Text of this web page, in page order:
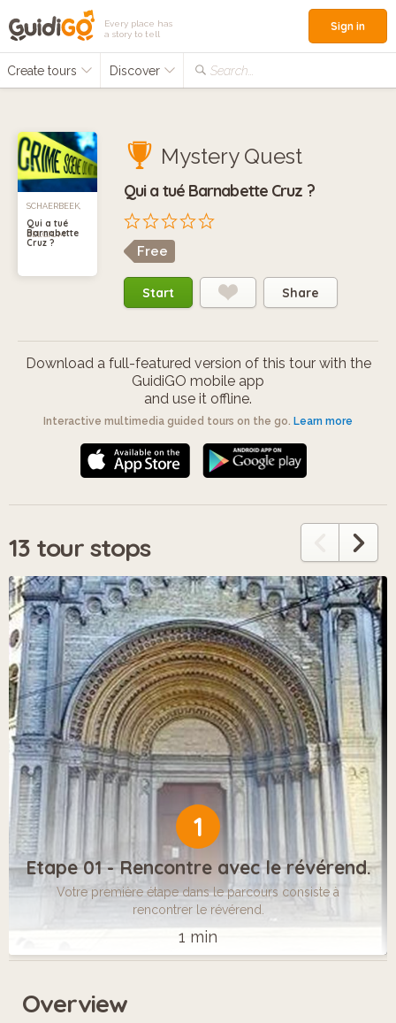
Every place has
a story to tell
Create tours Discover Search...
Sign in
SCHAERBEEK,
BELGIUM
Qui a tué
Barnabette
Cruz ?
Mystery Quest
Qui a tué Barnabette Cruz ?
Free
Start Share
Download a full-featured version of this tour with the
GuidiGO mobile app
and use it offline.
Interactive multimedia guided tours on the go. Learn more
13 tour stops
1
Etape 01 - Rencontre avec le révérend.
Votre première étape dans le parcours consiste à
rencontrer le révérend.
1 min
Overview